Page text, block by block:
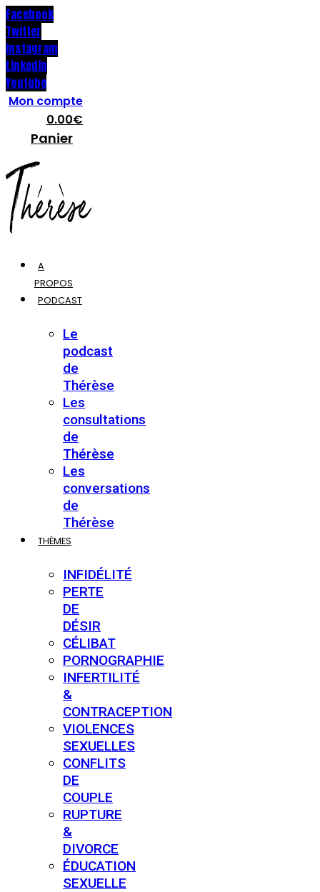
Facebook
Twitter
Instagram
Linkedin
Youtube
Mon compte
0.00€
Panier
A
PROPOS
PODCAST
Le
podcast
de
Thérèse
Les
consultations
de
Thérèse
Les
conversations
de
Thérèse
THÈMES
INFIDÉLITÉ
PERTE
DE
DÉSIR
CÉLIBAT
PORNOGRAPHIE
INFERTILITÉ
&
CONTRACEPTION
VIOLENCES
SEXUELLES
CONFLITS
DE
COUPLE
RUPTURE
&
DIVORCE
ÉDUCATION
SEXUELLE